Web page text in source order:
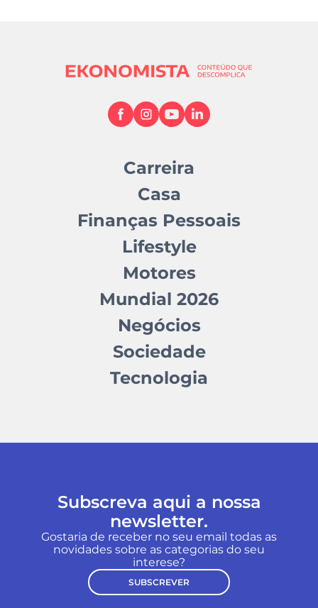
Carreira
Casa
Finanças Pessoais
Lifestyle
Motores
Mundial 2026
Negócios
Sociedade
Tecnologia
Subscreva aqui a nossa
newsletter.
Gostaria de receber no seu email todas as
novidades sobre as categorias do seu
interese?
SUBSCREVER